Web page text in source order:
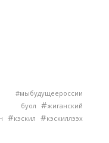
буол #жиганский
#кэскил #кэскиллээх